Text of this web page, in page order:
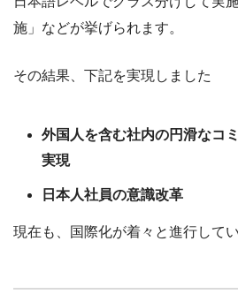
施」などが挙げられます。
その結果、下記を実現しました
外国人を含む社内の円滑なコ
実現
日本人社員の意識改革
現在も、国際化が着々と進行してい